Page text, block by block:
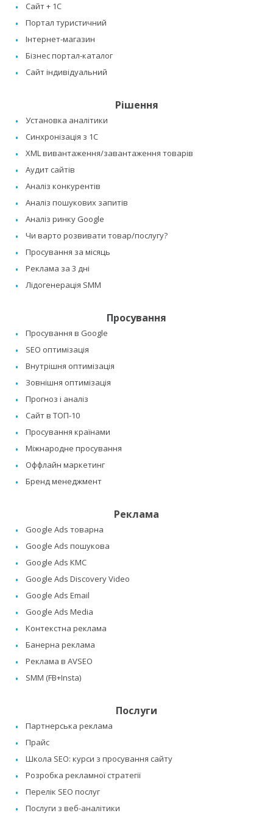
Сайт + 1C
Портал туристичний
Інтернет-магазин
Бізнес портал-каталог
Сайт індивідуальний
Рішення
Установка аналітики
Синхронізація з 1C
XML вивантаження/завантаження товарів
Аудит сайтів
Аналіз конкурентів
Аналіз пошукових запитів
Аналіз ринку Google
Чи варто розвивати товар/послугу?
Просування за місяць
Реклама за 3 дні
Лідогенерація SMM
Просування
Просування в Google
SEO оптимізація
Внутрішня оптимізація
Зовнішня оптимізація
Прогноз і аналіз
Сайт в ТОП-10
Просування країнами
Міжнародне просування
Оффлайн маркетинг
Бренд менеджмент
Реклама
Google Ads товарна
Google Ads пошукова
Google Ads КМС
Google Ads Discovery Video
Google Ads Email
Google Ads Media
Контекстна реклама
Банерна реклама
Реклама в AVSEO
SMM (FB+Insta)
Послуги
Партнерська реклама
Прайс
Школа SEO: курси з просування сайту
Розробка рекламної стратегії
Перелік SEO послуг
Послуги з веб-аналітики